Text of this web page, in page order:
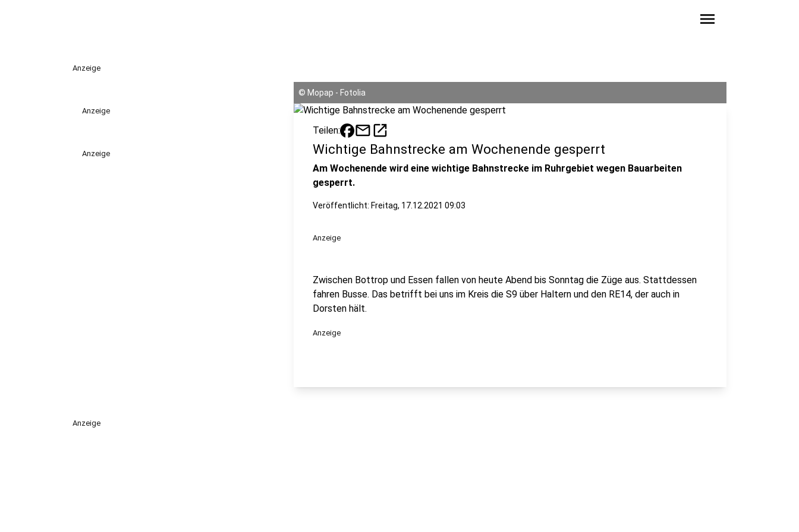
menu
Anzeige
Anzeige
Anzeige
© Mopap - Fotolia
Teilen: mailopen_in_new
Wichtige Bahnstrecke am Wochenende gesperrt
Am Wochenende wird eine wichtige Bahnstrecke im Ruhrgebiet wegen Bauarbeiten
gesperrt.
Veröffentlicht: Freitag, 17.12.2021 09:03
Anzeige
Zwischen Bottrop und Essen fallen von heute Abend bis Sonntag die Züge aus. Stattdessen
fahren Busse. Das betrifft bei uns im Kreis die S9 über Haltern und den RE14, der auch in
Dorsten hält.
Anzeige
Anzeige